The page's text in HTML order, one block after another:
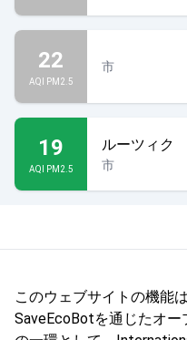
22
AQI PM2.5
市
19
AQI PM2.5
ルーツィク
市
このウェブサイトの機能
SaveEcoBotを通じたオー